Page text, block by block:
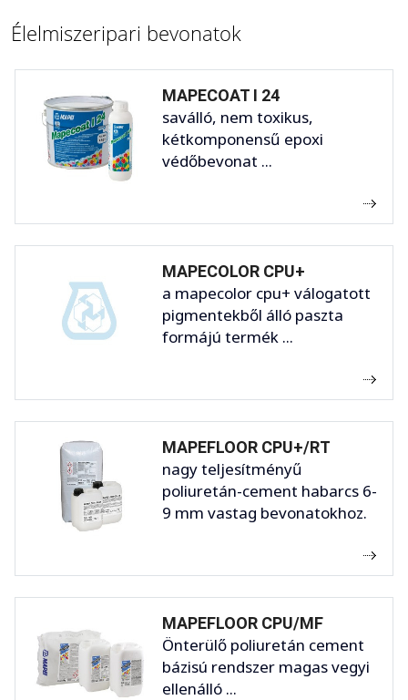
Élelmiszeripari bevonatok
MAPECOAT I 24
saválló, nem toxikus,
kétkomponensű epoxi
védőbevonat ...
MAPECOLOR CPU+
a mapecolor cpu+ válogatott
pigmentekből álló paszta
formájú termék ...
MAPEFLOOR CPU+/RT
nagy teljesítményű
poliuretán-cement habarcs 6-
9 mm vastag bevonatokhoz.
MAPEFLOOR CPU/MF
Önterülő poliuretán cement
bázisú rendszer magas vegyi
ellenálló ...